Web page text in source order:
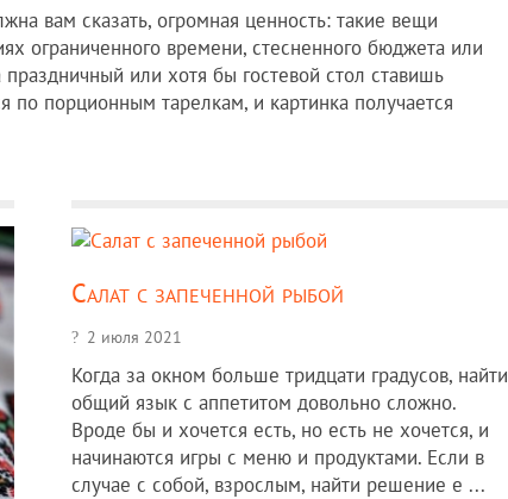
вам сказать, огромная ценность: такие вещи
ограниченного времени, стесненного бюджета или
или хотя бы гостевой стол ставишь
порционным тарелкам, и картинка получается
Салат с запеченной рыбой
2 июля 2021
Когда за окном больше тридцати градусов, найти
общий язык с аппетитом довольно сложно.
Вроде бы и хочется есть, но есть не хочется, и
начинаются игры с меню и продуктами. Если в
случае с собой, взрослым, найти решение е ...